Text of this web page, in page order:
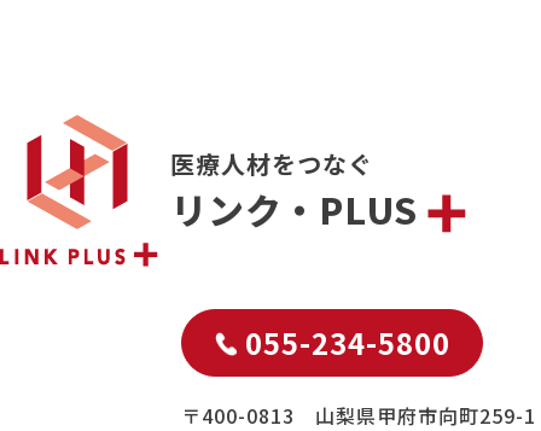
医療人材をつなぐ
リンク・PLUS
055-234-5800
〒400-0813 山梨県甲府市向町259-1